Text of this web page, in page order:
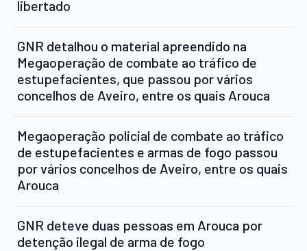
libertado
GNR detalhou o material apreendido na
Megaoperação de combate ao tráfico de
estupefacientes, que passou por vários
concelhos de Aveiro, entre os quais Arouca
Megaoperação policial de combate ao tráfico
de estupefacientes e armas de fogo passou
por vários concelhos de Aveiro, entre os quais
Arouca
GNR deteve duas pessoas em Arouca por
detenção ilegal de arma de fogo